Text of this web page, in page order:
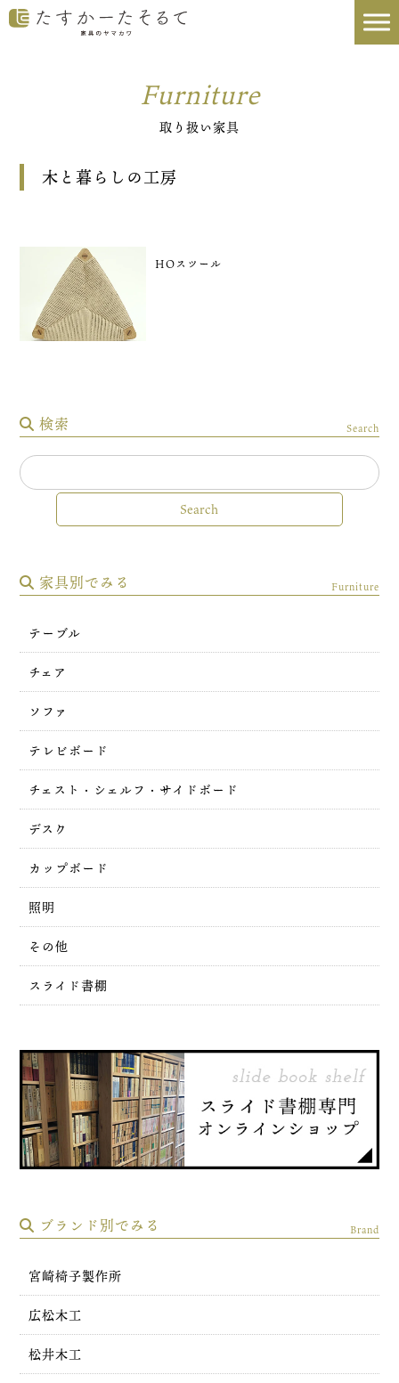
Furniture
取り扱い家具
木と暮らしの工房
HOスツール
検索 Search
家具別でみる Furniture
テーブル
チェア
ソファ
テレビボード
チェスト・シェルフ・サイドボード
デスク
カップボード
照明
その他
スライド書棚
ブランド別でみる Brand
宮崎椅子製作所
広松木工
松井木工